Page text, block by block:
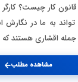
دادخواست ماده 148 قانون کار
تواند به ما در
از جمله اقشاری هستند
مشاهده مطلب